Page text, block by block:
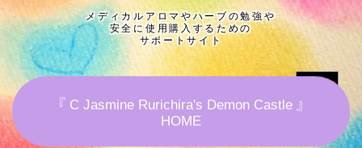
★アロマ検定＋αクイズ
★アロマハーブ傾向チェック
メディカルアロマやハーブの勉強や
安全に使用購入するための
サポートサイト
『 C Jasmine Rurichira's Demon Castle 』
HOME